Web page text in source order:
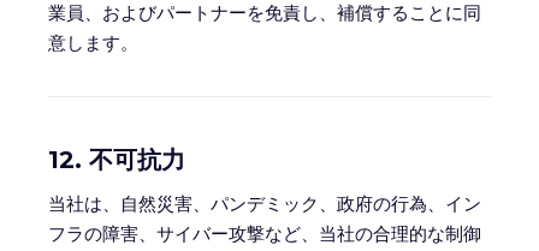
業員、およびパートナーを免責し、補償することに同
意します。
12. 不可抗力
当社は、自然災害、パンデミック、政府の行為、イン
フラの障害、サイバー攻撃など、当社の合理的な制御